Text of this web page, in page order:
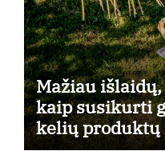
Mažiau
kaip susikurti
kelių produktų